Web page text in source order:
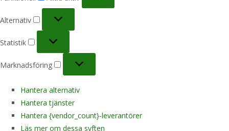
Alternativ
Statistik
Marknadsföring
Hantera alternativ
Hantera tjänster
Hantera {vendor_count}-leverantörer
Läs mer om dessa syften